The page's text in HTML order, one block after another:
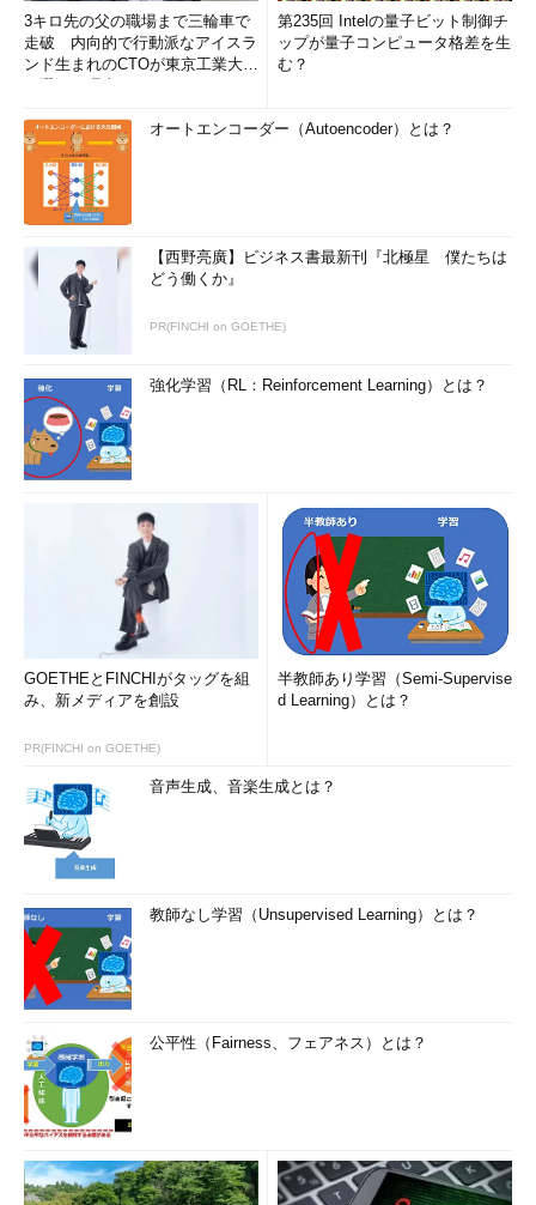
3キロ先の父の職場まで三輪車で
走破 内向的で行動派なアイスラ
ンド生まれのCTOが東京工業大学
第235回 Intelの量子ビット制御チ
ップが量子コンピュータ格差を生
む？
オートエンコーダー（Autoencoder）とは？
【西野亮廣】ビジネス書最新刊『北極星 僕たちは
どう働くか』
PR(FINCHI on GOETHE)
強化学習（RL：Reinforcement Learning）とは？
GOETHEとFINCHIがタッグを組
み、新メディアを創設
PR(FINCHI on GOETHE)
半教師あり学習（Semi-Supervise
d Learning）とは？
音声生成、音楽生成とは？
教師なし学習（Unsupervised Learning）とは？
公平性（Fairness、フェアネス）とは？